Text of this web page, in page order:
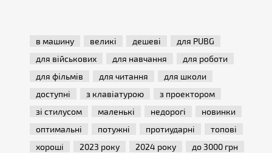
в машину великі дешеві
для PUBG
для військових
для навчання
для роботи
для фільмів
для читання
для школи
доступні
з клавіатурою
з проектором
зі стилусом
маленькі недорогі
новинки
оптимальні
потужні протиударні
топові
хороші
2023 року 2024 року
до 3000 грн